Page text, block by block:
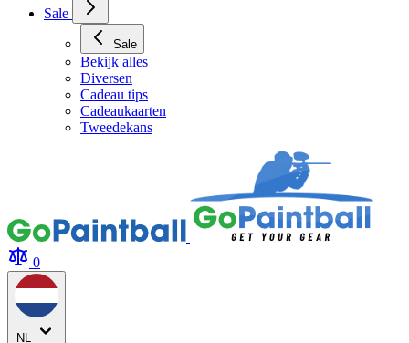
Sale
Sale
Bekijk alles
Diversen
Cadeau tips
Cadeaukaarten
Tweedekans
0
NL